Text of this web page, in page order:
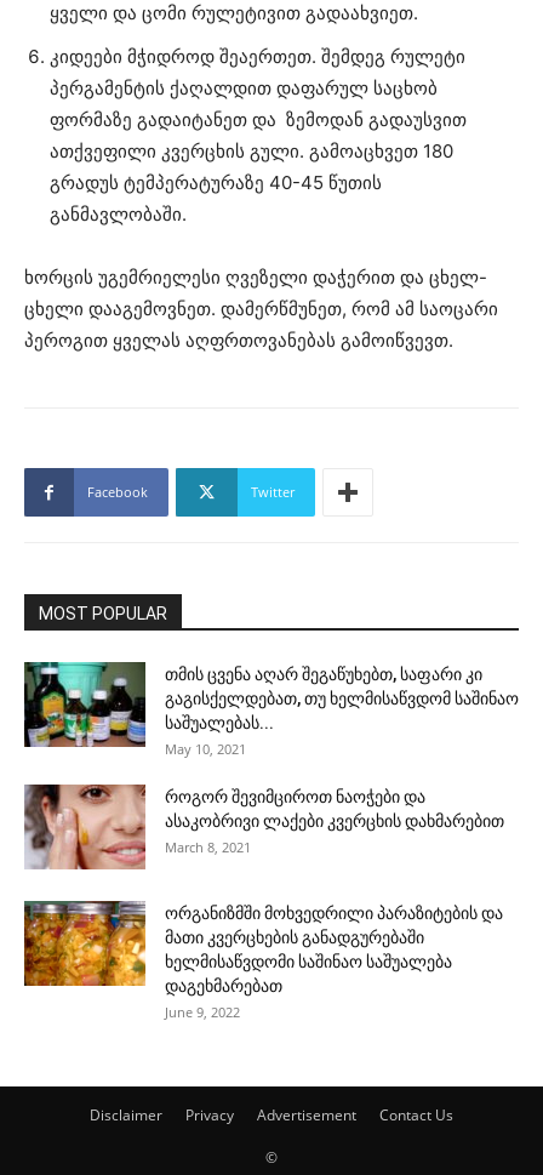
ყველი და ცომი რულეტივით გადაახვიეთ.
კიდეები მჭიდროდ შეაერთეთ. შემდეგ რულეტი
პერგამენტის ქაღალდით დაფარულ საცხობ
ფორმაზე გადაიტანეთ და ზემოდან გადაუსვით
ათქვეფილი კვერცხის გული. გამოაცხვეთ 180
გრადუს ტემპერატურაზე 40-45 წუთის
განმავლობაში.
ხორცის უგემრიელესი ღვეზელი დაჭერით და ცხელ-
ცხელი დააგემოვნეთ. დამერწმუნეთ, რომ ამ საოცარი
პეროგით ყველას აღფრთოვანებას გამოიწვევთ.
Facebook Twitter
MOST POPULAR
თმის ცვენა აღარ შეგაწუხებთ, საფარი კი
გაგისქელდებათ, თუ ხელმისაწვდომ საშინაო
საშუალებას...
May 10, 2021
როგორ შევიმციროთ ნაოჭები და
ასაკობრივი ლაქები კვერცხის დახმარებით
March 8, 2021
ორგანიზმში მოხვედრილი პარაზიტების და
მათი კვერცხების განადგურებაში
ხელმისაწვდომი საშინაო საშუალება
დაგეხმარებათ
June 9, 2022
Disclaimer Privacy Advertisement Contact Us
©